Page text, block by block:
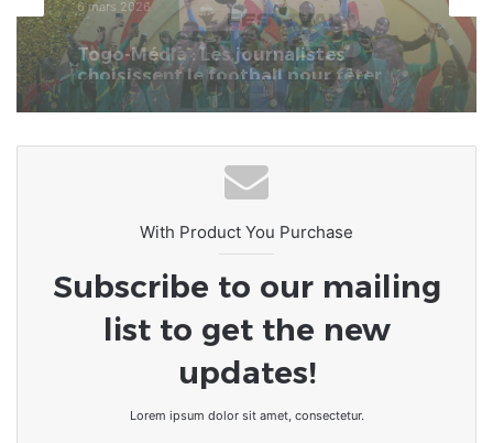
19 janvier 2026
CAN-2025 – Le Sénégal, Champions
d’Afrique : Merci, Gaïndés !
With Product You Purchase
Subscribe to our mailing
list to get the new
updates!
Lorem ipsum dolor sit amet, consectetur.